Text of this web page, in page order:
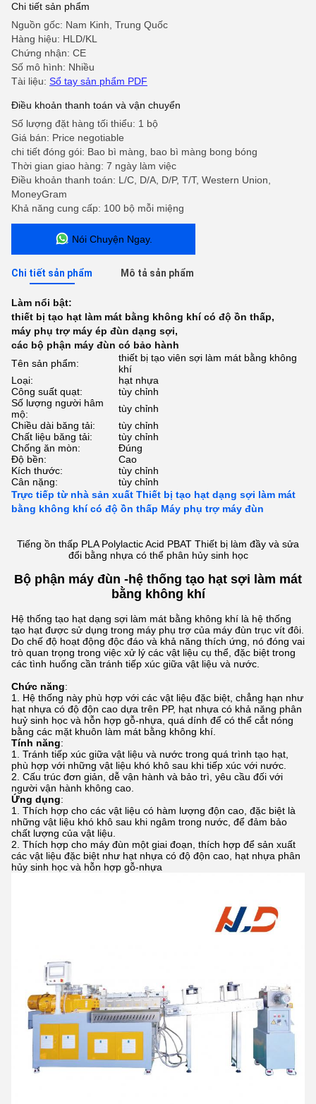
Chi tiết sản phẩm
Nguồn gốc: Nam Kinh, Trung Quốc
Hàng hiệu: HLD/KL
Chứng nhận: CE
Số mô hình: Nhiều
Tài liệu: Sổ tay sản phẩm PDF
Điều khoản thanh toán và vận chuyển
Số lượng đặt hàng tối thiểu: 1 bộ
Giá bán: Price negotiable
chi tiết đóng gói: Bao bì màng, bao bì màng bong bóng
Thời gian giao hàng: 7 ngày làm việc
Điều khoản thanh toán: L/C, D/A, D/P, T/T, Western Union,
MoneyGram
Khả năng cung cấp: 100 bộ mỗi miệng
Nói Chuyện Ngay.
Chi tiết sản phẩm Mô tả sản phẩm
Làm nổi bật:
thiết bị tạo hạt làm mát bằng không khí có độ ồn thấp,
máy phụ trợ máy ép đùn dạng sợi,
các bộ phận máy đùn có bảo hành
Tên sản phẩm:
thiết bị tạo viên sợi làm mát bằng không
khí
Loại:
hạt nhựa
Công suất quạt:
tùy chỉnh
Số lượng người hâm
mộ:
tùy chỉnh
Chiều dài băng tải:
tùy chỉnh
Chất liệu băng tải:
tùy chỉnh
Chống ăn mòn:
Đúng
Độ bền:
Cao
Kích thước:
tùy chỉnh
Cân nặng:
tùy chỉnh
Trực tiếp từ nhà sản xuất Thiết bị tạo hạt dạng sợi làm mát
bằng không khí có độ ồn thấp Máy phụ trợ máy đùn
Tiếng ồn thấp PLA Polylactic Acid PBAT Thiết bị làm đầy và sửa
đổi bằng nhựa có thể phân hủy sinh học
Bộ phận máy đùn -hệ thống tạo hạt sợi làm mát
bằng không khí
Hệ thống tạo hạt dạng sợi làm mát bằng không khí là hệ thống
tạo hạt được sử dụng trong máy phụ trợ của máy đùn trục vít đôi.
Do chế độ hoạt động độc đáo và khả năng thích ứng, nó đóng vai
trò quan trọng trong việc xử lý các vật liệu cụ thể, đặc biệt trong
các tình huống cần tránh tiếp xúc giữa vật liệu và nước.
Chức năng:
Hệ thống này phù hợp với các vật liệu đặc biệt, chẳng hạn như
hạt nhựa có độ độn cao dựa trên PP, hạt nhựa có khả năng phân
huỷ sinh học và hỗn hợp gỗ-nhựa, quá dính để có thể cắt nóng
bằng các mặt khuôn làm mát bằng không khí.
Tính năng:
Tránh tiếp xúc giữa vật liệu và nước trong quá trình tạo hạt,
phù hợp với những vật liệu khó khô sau khi tiếp xúc với nước.
Cấu trúc đơn giản, dễ vận hành và bảo trì, yêu cầu đối với
người vận hành không cao.
Ứng dụng:
Thích hợp cho các vật liệu có hàm lượng độn cao, đặc biệt là
những vật liệu khó khô sau khi ngâm trong nước, để đảm bảo
chất lượng của vật liệu.
Thích hợp cho máy đùn một giai đoạn, thích hợp để sản xuất
các vật liệu đặc biệt như hạt nhựa có độ độn cao, hạt nhựa phân
hủy sinh học và hỗn hợp gỗ-nhựa